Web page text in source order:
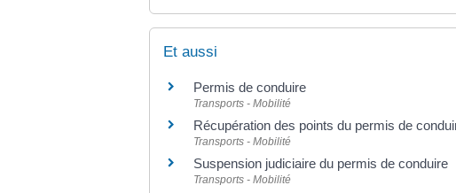
Et aussi
Permis de conduire
Transports - Mobilité
Récupération des points du permis de
Transports - Mobilité
Suspension judiciaire du permis de conduire
Transports - Mobilité